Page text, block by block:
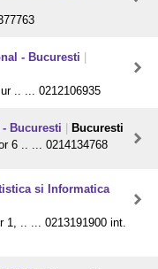
- Bucuresti
.. ... 0212106935
Bucuresti
Bucuresti
6 .. ... 0214134768
si Informatica
1, .. ... 0213191900 int.